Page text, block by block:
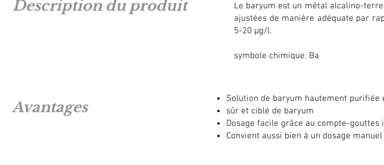
Description du produit
Le baryum est un métal alcalino-
ajustées de manière adéquate par
5-20 μg/l.
symbole chimique: Ba
Avantages
Solution de baryum hautement
sûr et ciblé de baryum
Dosage facile grâce au compte-gouttes
Convient aussi bien à un dosage